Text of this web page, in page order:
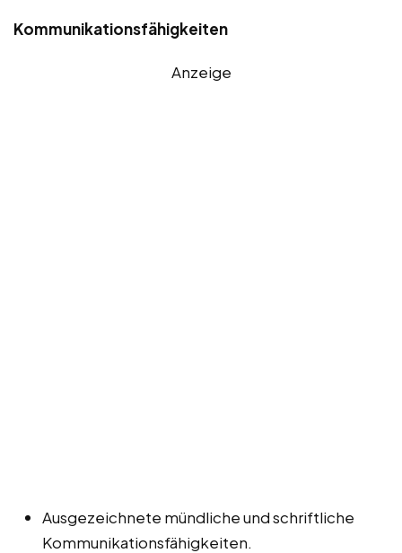
Kommunikationsfähigkeiten
Anzeige
Ausgezeichnete mündliche und schriftliche
Kommunikationsfähigkeiten.